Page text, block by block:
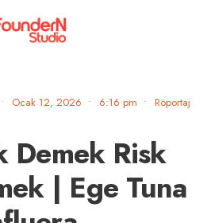
• Ocak 12, 2026 • 6:16 pm •
Röportaj
Demek Risk
| Ege Tuna